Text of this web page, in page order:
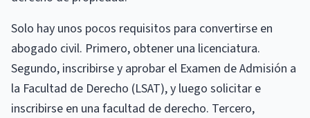
Solo hay unos pocos requisitos para convertirse en
abogado civil. Primero, obtener una licenciatura.
Segundo, inscribirse y aprobar el Examen de Admisión a
la Facultad de Derecho (LSAT), y luego solicitar e
inscribirse en una facultad de derecho. Tercero,